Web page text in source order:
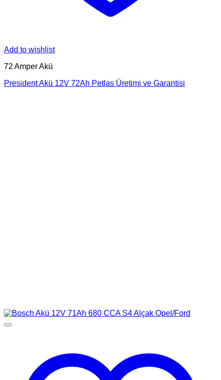
Add to wishlist
72 Amper Akü
President Akü 12V 72Ah Petlas Üretimi ve Garantisi